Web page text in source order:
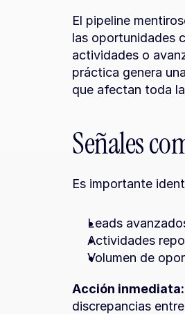
El pipeline
las oportunidades
actividades o
práctica genera
que afectan toda
Señales
Es importante
Leads
Actividades
Volumen de
Acción inmediata:
discrepancias